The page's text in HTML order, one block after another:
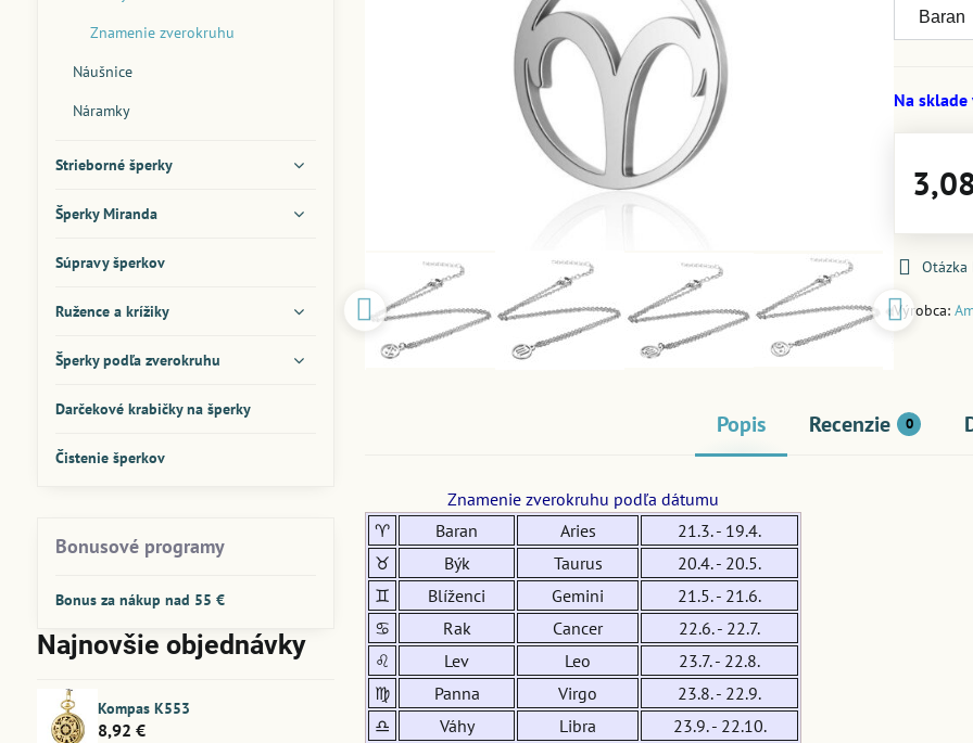
Na sklade
Výrobca:
Popis Recenzie 0
Znamenie zverokruhu podľa dátumu
♈
Baran Aries
21.3. - 19.4.
♉
Býk Taurus
20.4. - 20.5.
♊
Blíženci Gemini
21.5. - 21.6.
♋
Rak Cancer
22.6. - 22.7.
♌
Lev Leo
23.7. - 22.8.
♍
Panna Virgo
23.8. - 22.9.
♎
Váhy Libra
23.9. - 22.10.
Znamenie zverokruhu
Náušnice
Náramky
Strieborné šperky
Šperky Miranda
Súpravy šperkov
Ružence a krížiky
Šperky podľa zverokruhu
Darčekové krabičky na šperky
Čistenie šperkov
Bonusové programy
Bonus za nákup nad 55 €
Najnovšie objednávky
Kompas K553
8,92 €